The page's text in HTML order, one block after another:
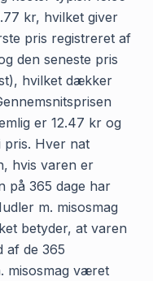
kr, hvilket giver
pris registreret af
den seneste pris
hvilket dækker
er 12.47 kr og
pris. Hver nat
hvis varen er
på 365 dage har
m. misosmag
betyder, at varen
af de 365
misosmag været